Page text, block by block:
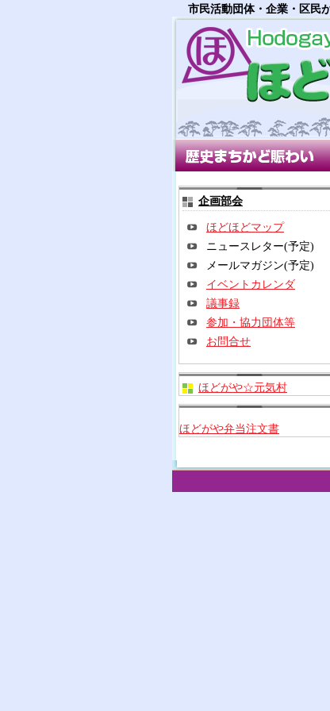
市民活動団体・企業・区民
企画部会
ほどほどマップ
ニュースレター(予定)
メールマガジン(予定)
イベントカレンダ
議事録
参加・協力団体等
お問合せ
ほどがや☆元気村
ほどがや弁当注文書